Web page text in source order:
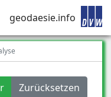
geodaesie.info
Zurücksetzen